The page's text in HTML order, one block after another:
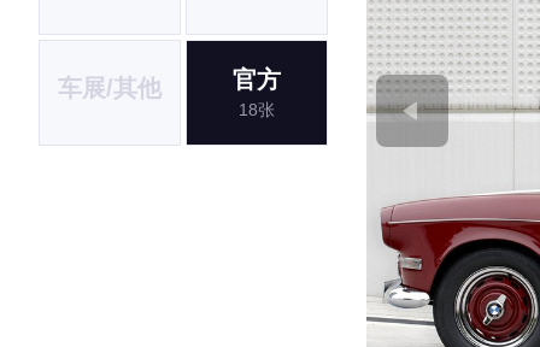
车展/其他 官方
18张